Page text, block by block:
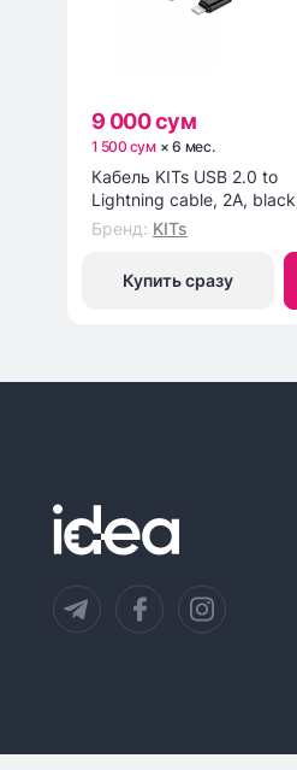
9 000 сум
1 500 сум ×6 мес.
Кабель KITs USB 2.0 to
Lightning cable, 2A,
(KITS-W-003)
Бренд: KITs
Купить сразу